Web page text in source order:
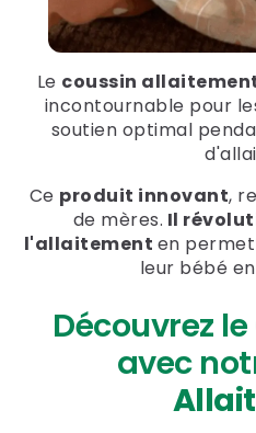
Le coussin
incontournable pour
soutien optimal
Ce produit innovant,
de mères. Il
l'allaitement en
leur bébé
Découvrez
avec